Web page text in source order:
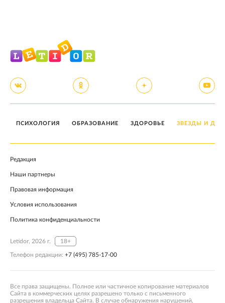
ПСИХОЛОГИЯ ОБРАЗОВАНИЕ ЗДОРОВЬЕ ЗВЕЗДЫ И
Редакция
Наши партнеры
Правовая информация
Условия использования
Политика конфиденциальности
Letidor, 2026 г. 18+
Телефон редакции: +7 (495) 785-17-00
Все права защищены. Полное или частичное копирование материалов
Сайта в коммерческих целях разрешено только с письменного
разрешения владельца Сайта. В случае обнаружения нарушений,